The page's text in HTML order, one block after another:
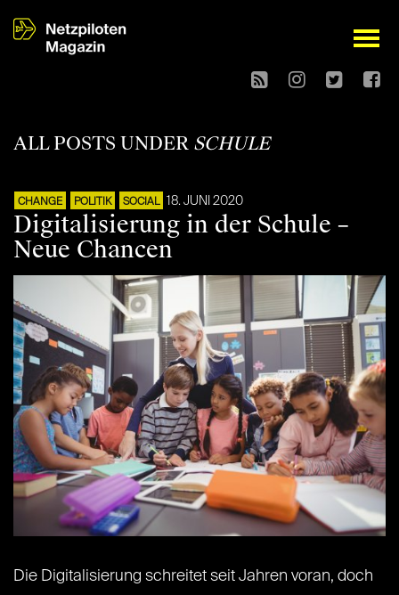
open
ALL POSTS UNDER SCHULE
CHANGE POLITIK SOCIAL 18. JUNI 2020
Digitalisierung in der Schule –
Neue Chancen
Die Digitalisierung schreitet seit Jahren voran, doch